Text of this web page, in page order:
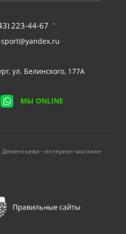
223-44-67
ул. Белинского, 177А
МЫ ONLINE
- интернет-магазин